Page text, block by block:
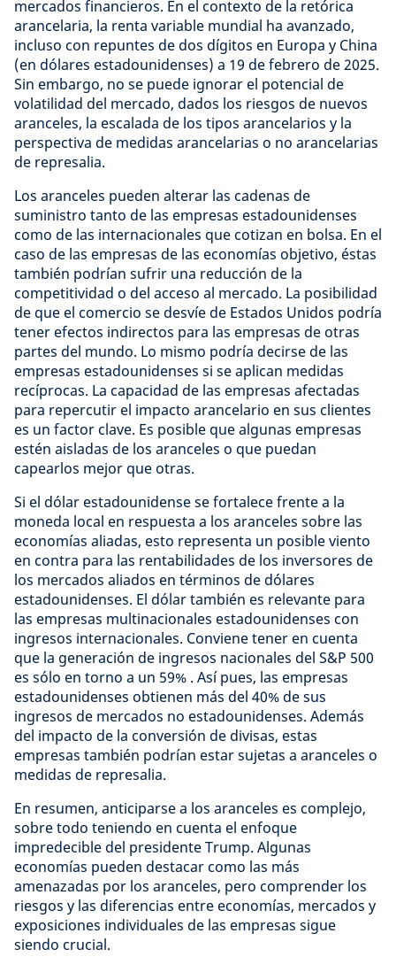
mercados financieros. En el contexto de la retórica
arancelaria, la renta variable mundial ha avanzado,
incluso con repuntes de dos dígitos en Europa y China
(en dólares estadounidenses) a 19 de febrero de 2025.
Sin embargo, no se puede ignorar el potencial de
volatilidad del mercado, dados los riesgos de nuevos
aranceles, la escalada de los tipos arancelarios y la
perspectiva de medidas arancelarias o no arancelarias
de represalia.
Los aranceles pueden alterar las cadenas de
suministro tanto de las empresas estadounidenses
como de las internacionales que cotizan en bolsa. En el
caso de las empresas de las economías objetivo, éstas
también podrían sufrir una reducción de la
competitividad o del acceso al mercado. La posibilidad
de que el comercio se desvíe de Estados Unidos podría
tener efectos indirectos para las empresas de otras
partes del mundo. Lo mismo podría decirse de las
empresas estadounidenses si se aplican medidas
recíprocas. La capacidad de las empresas afectadas
para repercutir el impacto arancelario en sus clientes
es un factor clave. Es posible que algunas empresas
estén aisladas de los aranceles o que puedan
capearlos mejor que otras.
Si el dólar estadounidense se fortalece frente a la
moneda local en respuesta a los aranceles sobre las
economías aliadas, esto representa un posible viento
en contra para las rentabilidades de los inversores de
los mercados aliados en términos de dólares
estadounidenses. El dólar también es relevante para
las empresas multinacionales estadounidenses con
ingresos internacionales. Conviene tener en cuenta
que la generación de ingresos nacionales del S&P 500
es sólo en torno a un 59% . Así pues, las empresas
estadounidenses obtienen más del 40% de sus
ingresos de mercados no estadounidenses. Además
del impacto de la conversión de divisas, estas
empresas también podrían estar sujetas a aranceles o
medidas de represalia.
En resumen, anticiparse a los aranceles es complejo,
sobre todo teniendo en cuenta el enfoque
impredecible del presidente Trump. Algunas
economías pueden destacar como las más
amenazadas por los aranceles, pero comprender los
riesgos y las diferencias entre economías, mercados y
exposiciones individuales de las empresas sigue
siendo crucial.